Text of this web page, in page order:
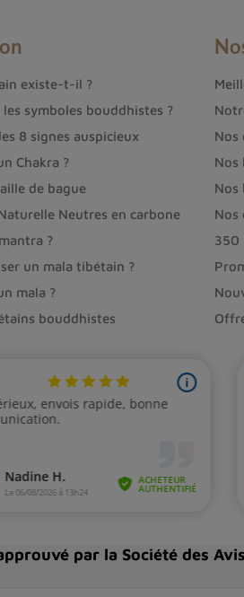
existe-t-il ?
symboles bouddhistes ?
8 signes auspicieux
Chakra ?
de bague
Neutres en carbone
?
un mala tibétain ?
mala ?
bouddhistes
Nos
Nos
Nos
Nos
350
par la Société des